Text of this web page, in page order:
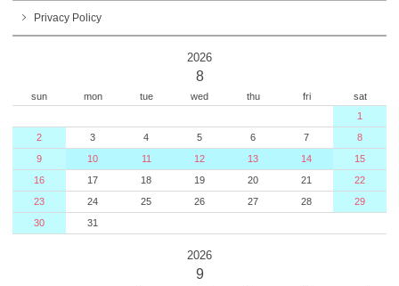
Privacy Policy
2026
8
sun mon tue wed thu fri
sat
1
2
3 4 5 6 7
8
9
10 11 12 13 14
15
16
17 18 19 20 21
22
23
24 25 26 27 28
29
30
31
2026
9